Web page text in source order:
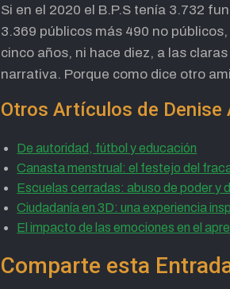
Si en el 2020 el B.P.S tenía 3.732
3.369 públicos más 490 no
cinco años, ni hace diez, a las
narrativa. Porque como dice otro
Otros Artículos de Denise
De autoridad, fútbol y educación
Canasta menstrual: el festejo del
Escuelas cerradas: abuso de poder y
Ciudadanía en 3D: una experiencia
El impacto de las emociones en el
Comparte esta